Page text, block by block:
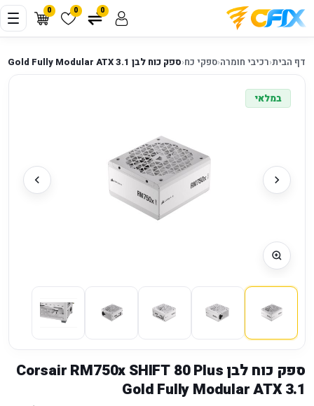
0 0 0
דף הבית‹רכיבי חומרה‹ספקי כח‹ספק כוח לבן Corsair RM750x SHIFT 80 Plus Gold Fully Modular ATX 3.1
במלאי
ספק כוח לבן Corsair RM750x SHIFT 80 Plus
Gold Fully Modular ATX 3.1